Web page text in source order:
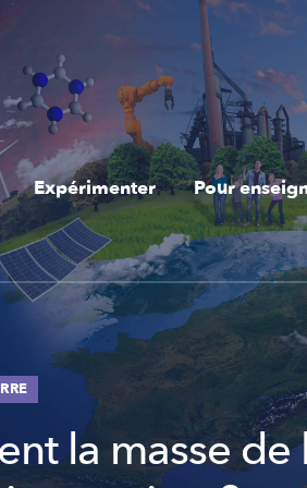
Expérimenter Pour
la masse de